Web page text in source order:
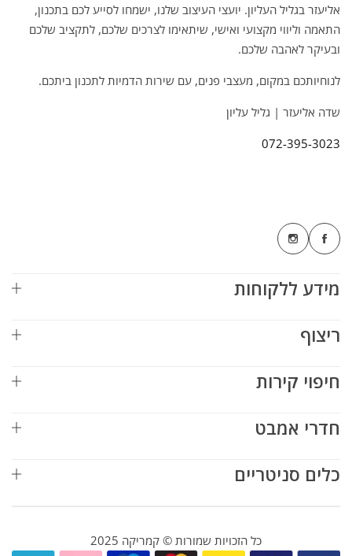
אליעזר בגליל העליון. יועצי העיצוב שלנו, ישמחו לסייע לכם בתכנון,
התאמה וליווי מקצועי ואישי, שיתאימו לצרכים שלכם, לתקציב שלכם
ובעיקר לאהבה שלכם.
לנוחיותכם במקום, מעצבי פנים, עם שירות הדמיות לתכנון ביתכם.
שדה אליעזר | גליל עליון
072-395-3023
מידע ללקוחות
ריצוף
חיפוי קירות
חדרי אמבט
כלים סניטריים
כל הזכויות שמורות © קמריקה 2025